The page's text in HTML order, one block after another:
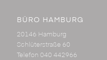
BÜRO HAMBURG
20146 Hamburg
Schlüterstraße 60
Telefon 040 442966